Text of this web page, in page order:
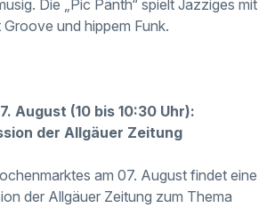
Die „Pic Pänth“ spielt Jazziges mit
und hippem Funk.
August (10 bis 10:30 Uhr):
der Allgäuer Zeitung
am 07. August findet eine
der Allgäuer Zeitung zum Thema